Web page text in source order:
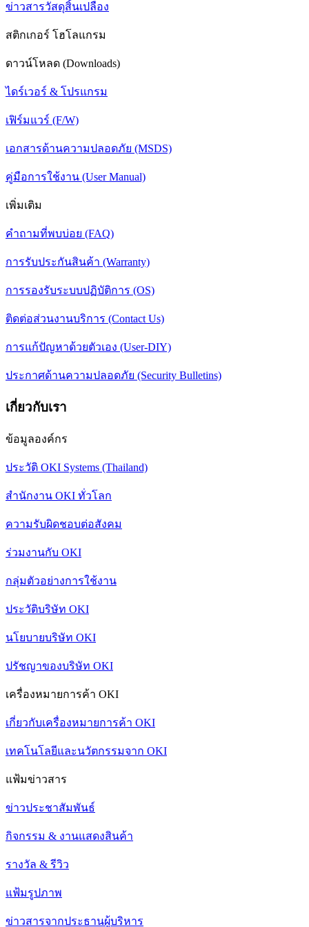
ข่าวสารวัสดุสิ้นเปลือง
สติกเกอร์ โฮโลแกรม
ดาวน์โหลด (Downloads)
ไดร์เวอร์ & โปรแกรม
เฟิร์มแวร์ (F/W)
เอกสารด้านความปลอดภัย (MSDS)
คู่มือการใช้งาน (User Manual)
เพิ่มเติม
คำถามที่พบบ่อย (FAQ)
การรับประกันสินค้า (Warranty)
การรองรับระบบปฏิบัติการ (OS)
ติดต่อส่วนงานบริการ (Contact Us)
การแก้ปัญหาด้วยตัวเอง (User-DIY)
ประกาศด้านความปลอดภัย (Security Bulletins)
เกี่ยวกับเรา
ข้อมูลองค์กร
ประวัติ OKI Systems (Thailand)
สำนักงาน OKI ทั่วโลก
ความรับผิดชอบต่อสังคม
ร่วมงานกับ OKI
กลุ่มตัวอย่างการใช้งาน
ประวัติบริษัท OKI
นโยบายบริษัท OKI
ปรัชญาของบริษัท OKI
เครื่องหมายการค้า OKI
เกี่ยวกับเครื่องหมายการค้า OKI
เทคโนโลยีและนวัตกรรมจาก OKI
แฟ้มข่าวสาร
ข่าวประชาสัมพันธ์
กิจกรรม & งานแสดงสินค้า
รางวัล & รีวิว
แฟ้มรูปภาพ
ข่าวสารจากประธานผู้บริหาร